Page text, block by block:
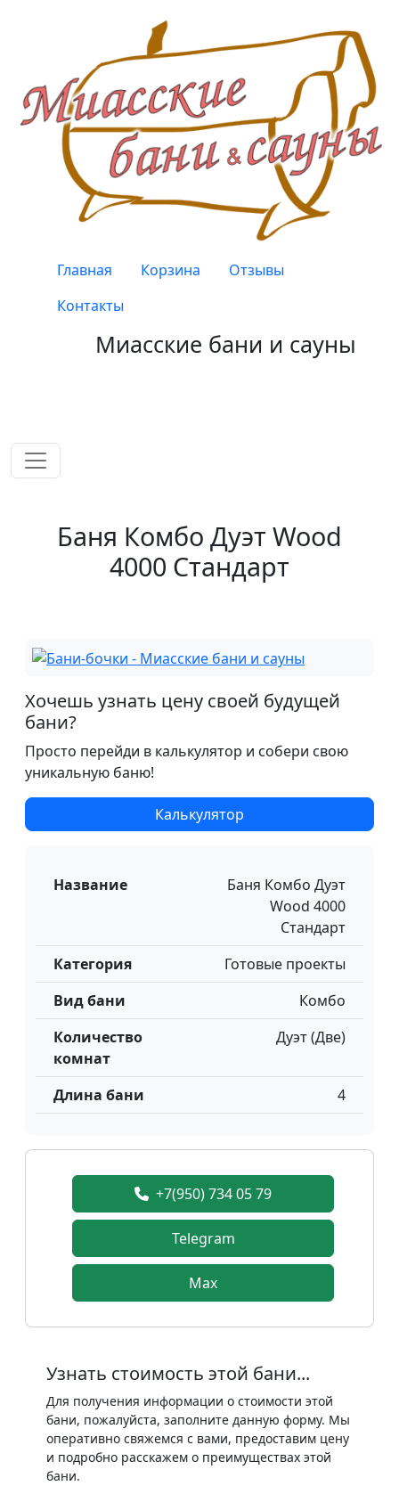
Верхнее меню
Главная Корзина
Отзывы
Контакты
Миасские бани и сауны
Баня Комбо Дуэт Wood
4000 Стандарт
Хочешь узнать цену своей будущей
бани?
Просто перейди в калькулятор и собери свою
уникальную баню!
Калькулятор
Название
Баня Комбо Дуэт
Wood 4000
Стандарт
Категория
Готовые проекты
Вид бани
Комбо
Количество
комнат
Дуэт (Две)
Длина бани 4
+7(950) 734 05 79
Telegram
Max
Узнать стоимость этой бани...
Для получения информации о стоимости этой
бани, пожалуйста, заполните данную форму. Мы
оперативно свяжемся с вами, предоставим цену
и подробно расскажем о преимуществах этой
бани.